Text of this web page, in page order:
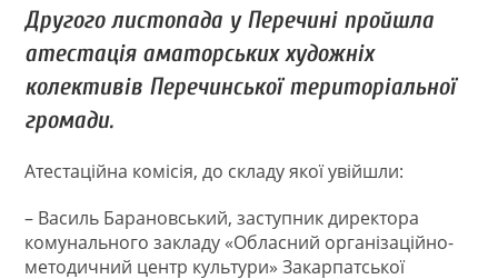
Другого листопада у Перечині пройшла
атестація аматорських художніх
колективів Перечинської територіальної
громади.
Атестаційна комісія, до складу якої увійшли:
– Василь Барановський, заступник директора
комунального закладу «Обласний організаційно-
методичний центр культури» Закарпатської